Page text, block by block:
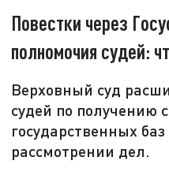
Повестки через
полномочия судей:
Верховный суд
судей по получению
государственных
рассмотрении дел.